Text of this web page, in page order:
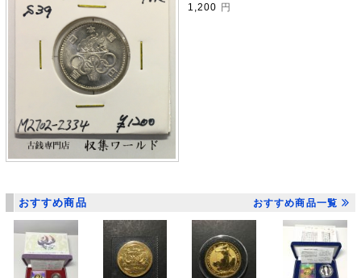
1,200
円
おすすめ商品 おすすめ商品一覧